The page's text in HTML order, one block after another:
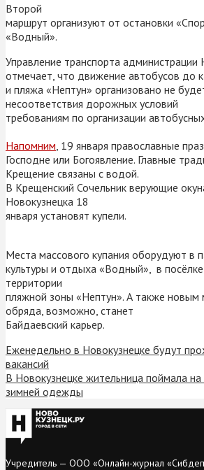
Второй
маршрут организуют от остановки
«Водный».
Управление транспорта администрации
отмечает, что движение автобусов до
и пляжа «Нептун» организовано не
несоответствия дорожных условий
требованиям по организации
Напомним , 19 января православные
Господне или Богоявление. Главные
Крещение связаны с водой.
В Крещенский Сочельник верующие
Новокузнецка 18
января установят купели.
Места массового купания оборудуют в
культуры и отдыха «Водный», в
территории
пляжной зоны «Нептун». А также новым
обряда, возможно, станет
Байдаевский карьер.
Еженедельно в Новокузнецке будут
вакансий
В Новокузнецке жительница поймала
зимней одежды
Учредитель — ООО «Онлайн-журнал